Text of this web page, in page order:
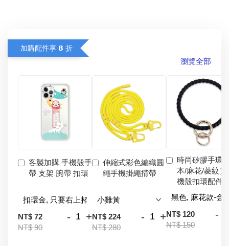
加購配件享 𝟴 折
瀏覽全部
客製加購 手機殼手
帶 支架 腕帶 扣環
NT$ 72
NT$ 90
- +
伸縮式彩色編織圓
繩手機掛繩揹帶
NT$ 224
NT$ 280
- +
時尚矽膠手環
本/麻花/菱紋）
機殼扣環配件
NT$ 120
NT$ 150
-